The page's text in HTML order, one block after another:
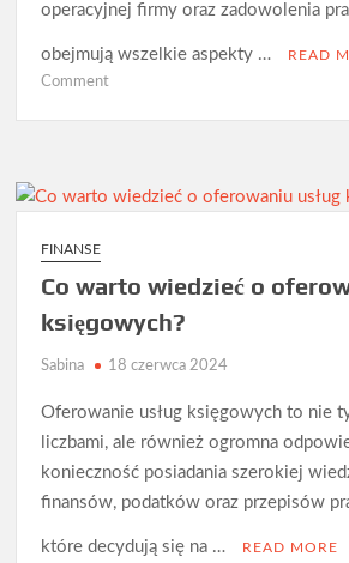
operacyjnej firmy oraz zadowolenia
obejmują wszelkie aspekty … READ
Commenton
płace
FINANSE
Co warto wiedzieć o
księgowych?
Sabina 18 czerwca 2024
Oferowanie usług księgowych to nie
liczbami, ale również ogromna
konieczność posiadania szerokiej
finansów, podatków oraz przepisów
które decydują się na … READ MORE